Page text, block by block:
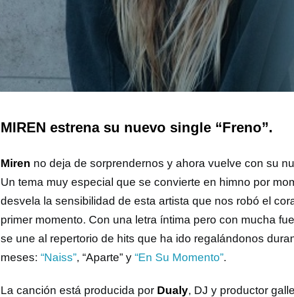
MIREN estrena su nuevo single “Freno”.
Miren no deja de sorprendernos y ahora vuelve con su
Un tema muy especial que se convierte en himno por
desvela la sensibilidad de esta artista que nos robó el
primer momento. Con una letra íntima pero con mucha
se une al repertorio de hits que ha ido regalándonos
meses: “Naiss”, “Aparte” y “En Su Momento”.
La canción está producida por Dualy, DJ y productor